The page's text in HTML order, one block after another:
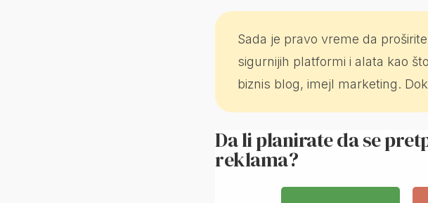
Sada je pravo vreme da
sigurnijih platformi i alata kao
biznis blog, imejl marketing.
Da li planirate da se
reklama?